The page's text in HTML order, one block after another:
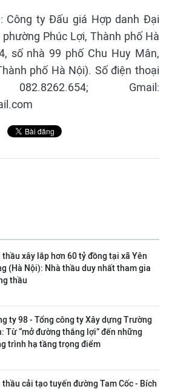
Công ty Đấu giá Hợp danh Đại
Phúc Lợi, Thành phố Hà
số nhà 99 phố Chu Huy Mân,
phố Hà Nội). Số điện thoại
Gmail:
thầu xây lắp hơn 60 tỷ đồng tại xã Yên
(Hà Nội): Nhà thầu duy nhất tham gia
thầu
ty 98 - Tổng công ty Xây dựng Trường
Từ “mở đường thắng lợi” đến những
trình hạ tầng trọng điểm
thầu cải tạo tuyến đường Tam Cốc - Bích